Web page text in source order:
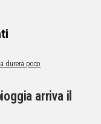
arriva il